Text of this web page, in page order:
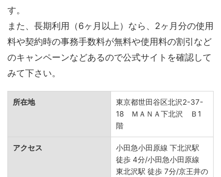
す。
また、長期利用（6ヶ月以上）なら、2ヶ月分の使用
料や契約時の事務手数料が無料や使用料の割引など
のキャンペーンなどあるので公式サイトを確認して
みて下さい。
所在地
東京都世田谷区北沢2-37-
18 ＭＡＮＡ下北沢 Ｂ1
階
アクセス
小田急小田原線 下北沢駅
徒歩 4分/小田急小田原線
東北沢駅 徒歩 7分/京王井の